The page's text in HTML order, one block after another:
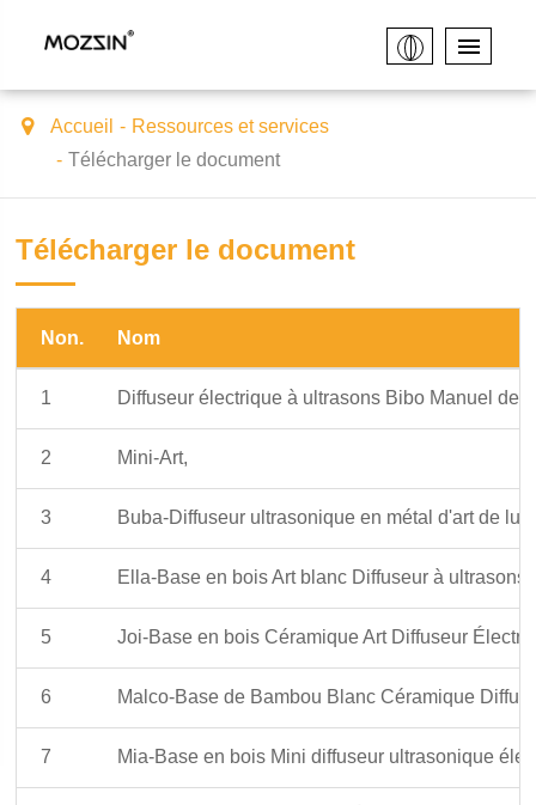
Accueil
Ressources et services
Télécharger le document
Télécharger le document
Non. Nom
1 Diffuseur électrique à ultrasons Bibo Manuel de
2 Mini-Art,
3 Buba-Diffuseur ultrasonique en métal d'art de
4 Ella-Base en bois Art blanc Diffuseur à
5 Joi-Base en bois Céramique Art Diffuseur
6 Malco-Base de Bambou Blanc Céramique
7 Mia-Base en bois Mini diffuseur ultrasonique